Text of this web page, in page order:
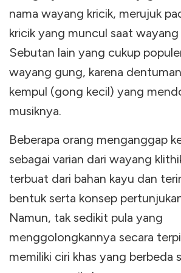
nama wayang kricik, merujuk
kricik yang muncul saat wayang
Sebutan lain yang cukup
wayang gung, karena
kempul (gong kecil) yang
musiknya.
Beberapa orang menganggap
sebagai varian dari wayang
terbuat dari bahan kayu dan
bentuk serta konsep
Namun, tak sedikit pula yang
menggolongkannya secara
memiliki ciri khas yang berbeda